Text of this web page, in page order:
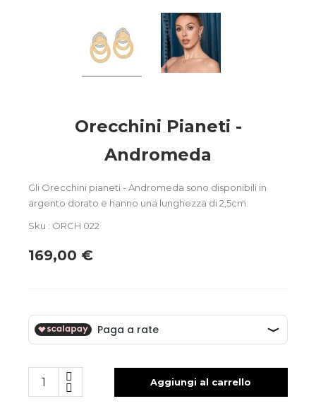
Orecchini Pianeti -
Andromeda
Gli Orecchini pianeti - Andromeda sono disponibili in
argento dorato e hanno una lunghezza di 2,5cm.
Sku : ORCH 022
169,00 €
Aggiungi al carrello